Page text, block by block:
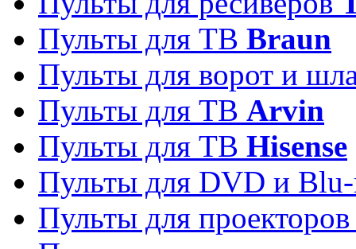
Пульты для ТВ Braun
Пульты для ворот и
Пульты для ТВ Arvin
Пульты для ТВ Hisense
Пульты для DVD и
Пульты для